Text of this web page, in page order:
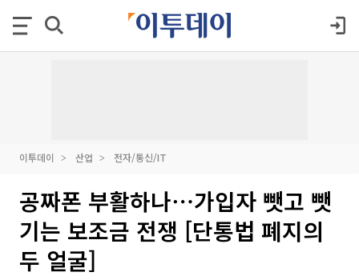
이투데이 산업 전자/통신/IT
공짜폰 부활하나⋯가입자 뺏고 뺏
기는 보조금 전쟁 [단통법 폐지의
두 얼굴]